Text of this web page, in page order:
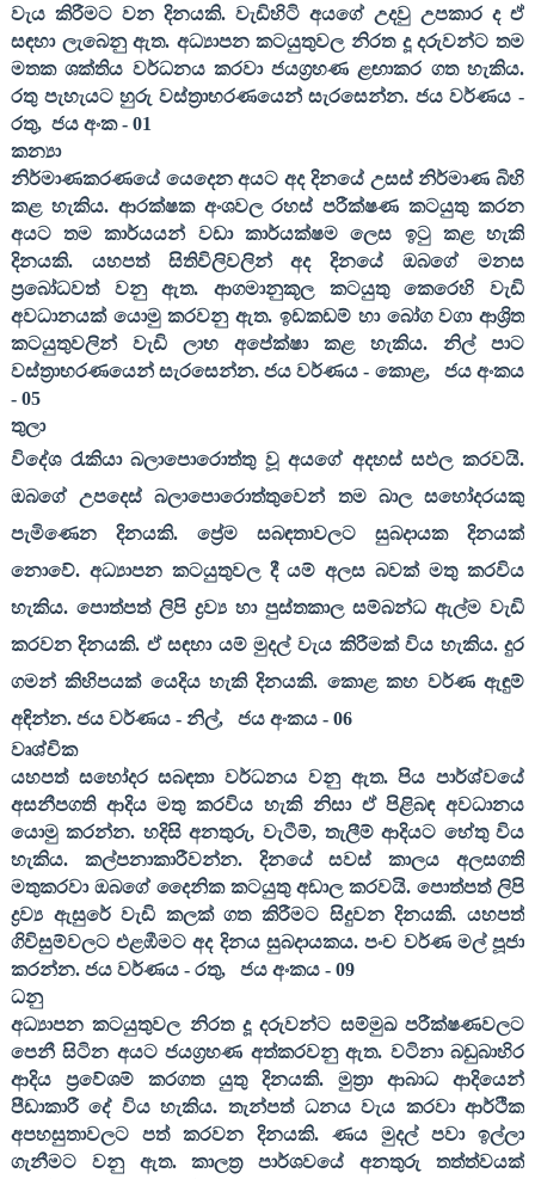
වැය කිරීමට වන දිනයකි. වැඩිහිටි අයගේ උදවු උපකාර ද ඒ
සඳහා ලැබෙනු ඇත. අධ්‍යාපන කටයුතුවල නිරත දූ දරුවන්ට තම
මතක ශක්තිය වර්ධනය කරවා ජයග්‍රහණ ළඟාකර ගත හැකිය.
රතු පැහැයට හුරු වස්ත්‍රාභරණයෙන් සැරසෙන්න. ජය වර්ණය -
රතු, ජය අංක - 01
කන්‍යා
නිර්මාණකරණයේ යෙදෙන අයට අද දිනයේ උසස් නිර්මාණ බිහි
කළ හැකිය. ආරක්ෂක අංශවල රහස් පරීක්ෂණ කටයුතු කරන
අයට තම කාර්යයන් වඩා කාර්යක්ෂම ලෙස ඉටු කළ හැකි
දිනයකි. යහපත් සිතිවිලිවලින් අද දිනයේ ඔබගේ මනස
ප්‍රබෝධවත් වනු ඇත. ආගමානුකූල කටයුතු කෙරෙහි වැඩි
අවධානයක් යොමු කරවනු ඇත. ඉඩකඩම් හා බෝග වගා ආශ්‍රිත
කටයුතුවලින් වැඩි ලාභ අපේක්ෂා කළ හැකිය. නිල් පාට
වස්ත්‍රාභරණයෙන් සැරසෙන්න. ජය වර්ණය - කොළ,
ජය අංකය
-05
තුලා
විදේශ රැකියා බලාපොරොත්තු වූ අයගේ අදහස් සඵල කරවයි.
ඔබගේ උපදෙස් බලාපොරොත්තුවෙන් තම බාල සහෝදරයකු
පැමිණෙන දිනයකි. ප්‍රේම සබඳතාවලට සුබදායක දිනයක්
නොවේ. අධ්‍යාපන කටයුතුවල දී යම් අලස බවක් මතු කරවිය
හැකිය. පොත්පත් ලිපි ද්‍රව්‍ය හා පුස්තකාල සම්බන්ධ ඇල්ම වැඩි
කරවන දිනයකි. ඒ සඳහා යම් මුදල් වැය කිරීමක් විය හැකිය. දුර
ගමන් කිහිපයක් යෙදිය හැකි දිනයකි. කොළ කහ වර්ණ ඇඳුම්
අඳින්න. ජය වර්ණය - නිල්, ජය අංකය - 06
වෘශ්චික
යහපත් සහෝදර සබඳතා වර්ධනය වනු ඇත. පිය පාර්ශ්වයේ
අසනීපගති ආදිය මතු කරවිය හැකි නිසා ඒ පිළිබඳ අවධානය
යොමු කරන්න. හදිසි අනතුරු, වැටීම්, තැලීම් ආදියට හේතු විය
හැකිය. කල්පනාකාරීවන්න. දිනයේ සවස් කාලය අලසගති
මතුකරවා ඔබගේ දෛනික කටයුතු අඩාල කරවයි. පොත්පත් ලිපි
ද්‍රව්‍ය ඇසුරේ වැඩි කලක් ගත කිරීමට සිදුවන දිනයකි. යහපත්
ගිවිසුම්වලට එළඹීමට අද දිනය සුබදායකය. පංච වර්ණ මල් පූජා
කරන්න. ජය වර්ණය - රතු, ජය අංකය -09
ධනු
අධ්‍යාපන කටයුතුවල නිරත දූ දරුවන්ට සම්මුඛ පරීක්ෂණවලට
පෙනී සිටින අයට ජයග්‍රහණ අත්කරවනු ඇත. වටිනා බඩුබාහිර
ආදිය ප්‍රවේශම් කරගත යුතු දිනයකි. මුත්‍රා ආබාධ ආදියෙන්
පීඩාකාරී දේ විය හැකිය. තැන්පත් ධනය වැය කරවා ආර්ථික
අපහසුතාවලට පත් කරවන දිනයකි. ණය මුදල් පවා ඉල්ලා
ගැනීමට වනු ඇත. කාලත්‍ර පාර්ශවයේ අනතුරු තත්ත්වයක්